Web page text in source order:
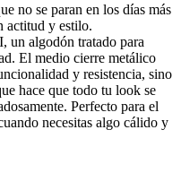
no se paran en los días más
actitud y estilo.
un algodón tratado para
El medio cierre metálico
y resistencia, sino
hace que todo tu look se
Perfecto para el
necesitas algo cálido y